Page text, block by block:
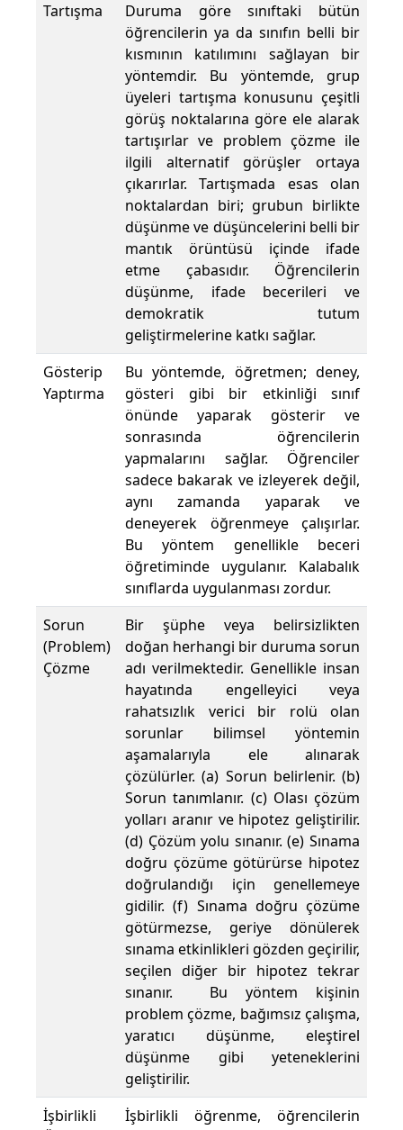
Tartışma
Duruma göre sınıftaki bütün
öğrencilerin ya da sınıfın belli bir
kısmının katılımını sağlayan bir
yöntemdir. Bu yöntemde, grup
üyeleri tartışma konusunu çeşitli
görüş noktalarına göre ele alarak
tartışırlar ve problem çözme ile
ilgili alternatif görüşler ortaya
çıkarırlar. Tartışmada esas olan
noktalardan biri; grubun birlikte
düşünme ve düşüncelerini belli bir
mantık örüntüsü içinde ifade
etme çabasıdır. Öğrencilerin
düşünme, ifade becerileri ve
demokratik tutum
geliştirmelerine katkı sağlar.
Gösterip
Yaptırma
Bu yöntemde, öğretmen; deney,
gösteri gibi bir etkinliği sınıf
önünde yaparak gösterir ve
sonrasında öğrencilerin
yapmalarını sağlar. Öğrenciler
sadece bakarak ve izleyerek değil,
aynı zamanda yaparak ve
deneyerek öğrenmeye çalışırlar.
Bu yöntem genellikle beceri
öğretiminde uygulanır. Kalabalık
sınıflarda uygulanması zordur.
Sorun
(Problem)
Çözme
Bir şüphe veya belirsizlikten
doğan herhangi bir duruma sorun
adı verilmektedir. Genellikle insan
hayatında engelleyici veya
rahatsızlık verici bir rolü olan
sorunlar bilimsel yöntemin
aşamalarıyla ele alınarak
çözülürler. (a) Sorun belirlenir. (b)
Sorun tanımlanır. (c) Olası çözüm
yolları aranır ve hipotez geliştirilir.
(d) Çözüm yolu sınanır. (e) Sınama
doğru çözüme götürürse hipotez
doğrulandığı için genellemeye
gidilir. (f) Sınama doğru çözüme
götürmezse, geriye dönülerek
sınama etkinlikleri gözden geçirilir,
seçilen diğer bir hipotez tekrar
sınanır. Bu yöntem kişinin
problem çözme, bağımsız çalışma,
yaratıcı düşünme, eleştirel
düşünme gibi yeteneklerini
geliştirilir.
İşbirlikli
İşbirlikli öğrenme, öğrencilerin